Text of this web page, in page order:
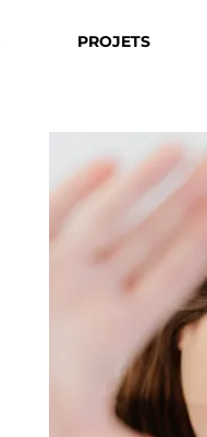
PROJETS